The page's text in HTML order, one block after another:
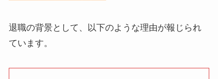
退職の背景として、以下のような理由が報じられ
ています。